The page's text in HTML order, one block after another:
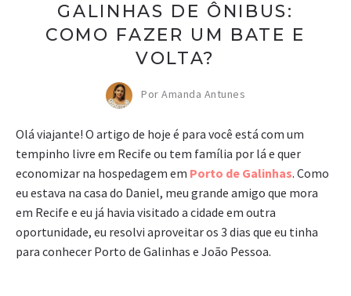
GALINHAS DE ÔNIBUS:
COMO FAZER UM BATE E
VOLTA?
Por Amanda Antunes
Olá viajante! O artigo de hoje é para você está com um
tempinho livre em Recife ou tem família por lá e quer
economizar na hospedagem em Porto de Galinhas. Como
eu estava na casa do Daniel, meu grande amigo que mora
em Recife e eu já havia visitado a cidade em outra
oportunidade, eu resolvi aproveitar os 3 dias que eu tinha
para conhecer Porto de Galinhas e João Pessoa.